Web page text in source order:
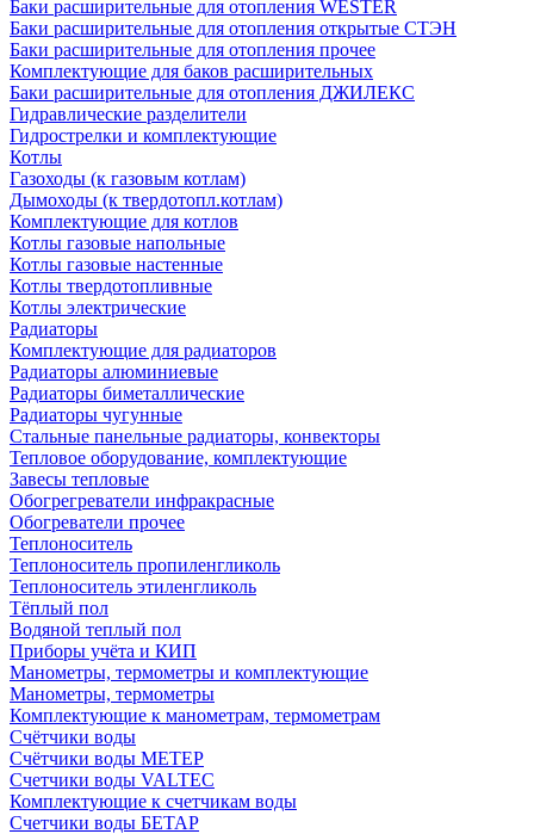
Баки расширительные для отопления WESTER
Баки расширительные для отопления открытые СТЭН
Баки расширительные для отопления прочее
Комплектующие для баков расширительных
Баки расширительные для отопления ДЖИЛЕКС
Гидравлические разделители
Гидрострелки и комплектующие
Котлы
Газоходы (к газовым котлам)
Дымоходы (к твердотопл.котлам)
Комплектующие для котлов
Котлы газовые напольные
Котлы газовые настенные
Котлы твердотопливные
Котлы электрические
Радиаторы
Комплектующие для радиаторов
Радиаторы алюминиевые
Радиаторы биметаллические
Радиаторы чугунные
Стальные панельные радиаторы, конвекторы
Тепловое оборудование, комплектующие
Завесы тепловые
Обогрегреватели инфракрасные
Обогреватели прочее
Теплоноситель
Теплоноситель пропиленгликоль
Теплоноситель этиленгликоль
Тёплый пол
Водяной теплый пол
Приборы учёта и КИП
Манометры, термометры и комплектующие
Манометры, термометры
Комплектующие к манометрам, термометрам
Счётчики воды
Счётчики воды МЕТЕР
Счетчики воды VALTEC
Комплектующие к счетчикам воды
Счетчики воды БЕТАР